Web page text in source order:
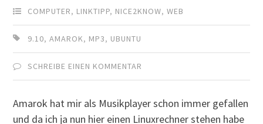
COMPUTER, LINKTIPP, NICE2KNOW,WEB
9.10,AMAROK, MP3, UBUNTU
SCHREIBE EINEN KOMMENTAR
Amarok hat mir als Musikplayer schon immer gefallen
und da ich ja nun hier einen Linuxrechner stehen habe